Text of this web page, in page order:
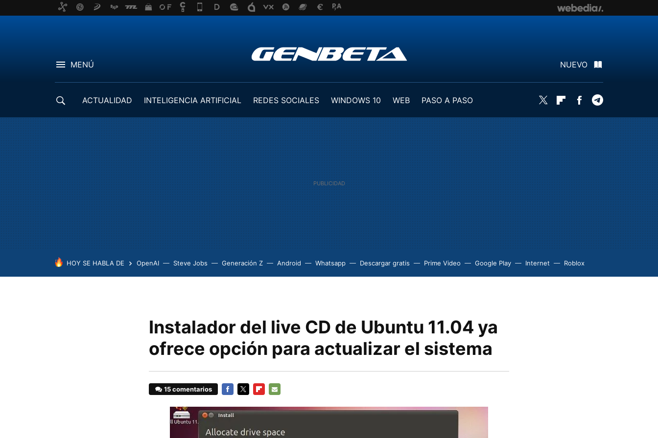
MENÚ NUEVO
ACTUALIDAD INTELIGENCIA ARTIFICIAL REDES SOCIALES WINDOWS 10 WEB
PASO A PASO
Twitter FlipboardFacebook
HOY SE HABLA DE OpenAI Steve Jobs Generación Z Android Whatsapp Descargar gratis Prime Video Google Play Internet Roblox
Instalador del live CD de Ubuntu 11.04 ya
ofrece opción para actualizar el sistema
15 comentarios
MAIL